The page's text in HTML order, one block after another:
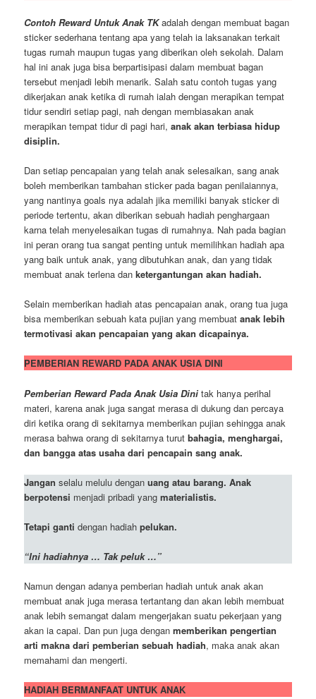
Contoh Reward Untuk Anak TKadalah dengan membuat bagan
sticker sederhana tentang apa yang telah ia laksanakan terkait
tugas rumah maupun tugas yang diberikan oleh sekolah. Dalam
hal ini anak juga bisa berpartisipasi dalam membuat bagan
tersebut menjadi lebih menarik. Salah satu contoh tugas yang
dikerjakan anak ketika di rumah ialah dengan merapikan tempat
tidur sendiri setiap pagi, nah dengan membiasakan anak
merapikan tempat tidur di pagi hari,anak akan terbiasa hidup
disiplin.
Dan setiap pencapaian yang telah anak selesaikan, sang anak
boleh memberikan tambahan sticker pada bagan penilaiannya,
yang nantinya goals nya adalah jika memiliki banyak sticker di
periode tertentu, akan diberikan sebuah hadiah penghargaan
karna telah menyelesaikan tugas di rumahnya. Nah pada bagian
ini peran orang tua sangat penting untuk memilihkan hadiah apa
yang baik untuk anak, yang dibutuhkan anak, dan yang tidak
membuat anak terlena danketergantungan akan hadiah.
Selain memberikan hadiah atas pencapaian anak, orang tua juga
bisa memberikan sebuah kata pujian yang membuatanak lebih
termotivasi akan pencapaian yang akan dicapainya.
PEMBERIAN REWARD PADA ANAK USIA DINI
Pemberian Reward Pada Anak Usia Dini tak hanya perihal
materi, karena anak juga sangat merasa di dukung dan percaya
diri ketika orang di sekitarnya memberikan pujian sehingga anak
merasa bahwa orang di sekitarnya turutbahagia, menghargai,
dan bangga atas usaha dari pencapain sang anak.
Jangan selalu melulu dengan uang atau barang. Anak
berpotensi menjadi pribadi yangmaterialistis.
Tetapi gantidengan hadiah pelukan.
“Ini hadiahnya … Tak peluk …”
Namun dengan adanya pemberian hadiah untuk anak akan
membuat anak juga merasa tertantang dan akan lebih membuat
anak lebih semangat dalam mengerjakan suatu pekerjaan yang
akan ia capai. Dan pun juga denganmemberikan pengertian
arti makna dari pemberian sebuah hadiah, maka anak akan
memahami dan mengerti.
HADIAH BERMANFAAT UNTUK ANAK